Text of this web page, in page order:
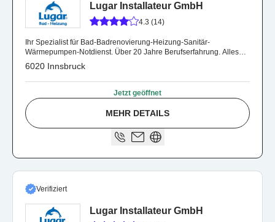
Lugar Installateur GmbH
4.3 (14)
Ihr Spezialist für Bad-Badrenovierung-Heizung-Sanitär-
Wärmepumpen-Notdienst. Über 20 Jahre Berufserfahrung. Alles
aus einer Hand.
6020 Innsbruck
Jetzt geöffnet
MEHR DETAILS
Verifiziert
Lugar Installateur GmbH